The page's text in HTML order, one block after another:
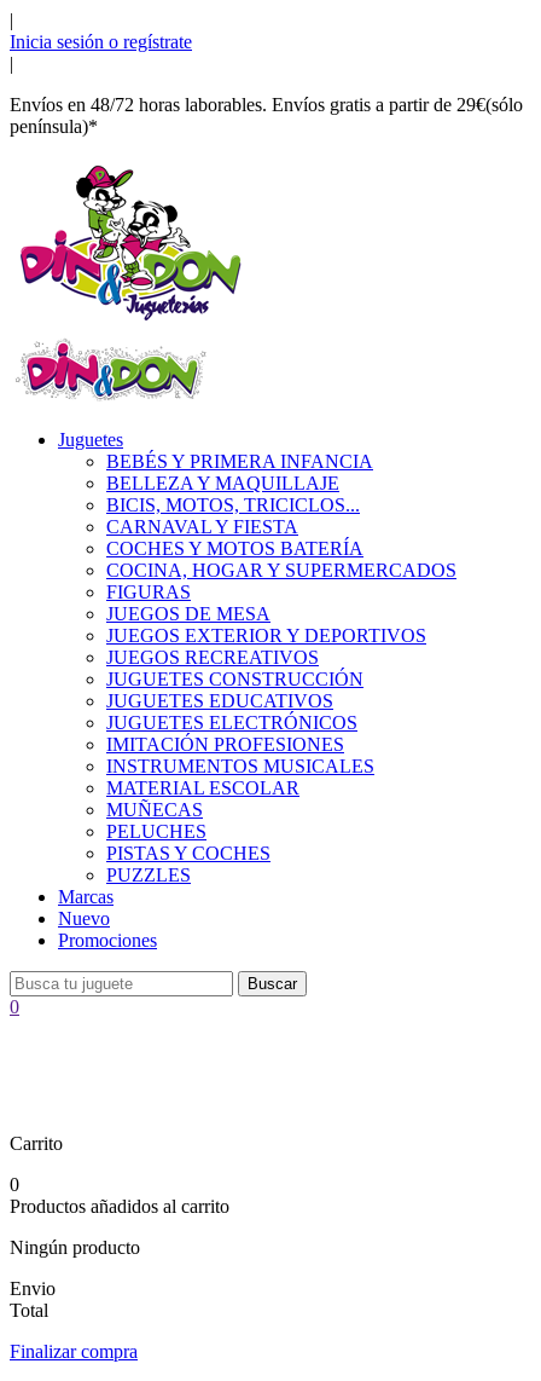
|
Inicia sesión o regístrate
|
Envíos en 48/72 horas laborables. Envíos gratis a partir de 29€(sólo
península)*
Juguetes
BEBÉS Y PRIMERA INFANCIA
BELLEZA Y MAQUILLAJE
BICIS, MOTOS, TRICICLOS...
CARNAVAL Y FIESTA
COCHES Y MOTOS BATERÍA
COCINA, HOGAR Y SUPERMERCADOS
FIGURAS
JUEGOS DE MESA
JUEGOS EXTERIOR Y DEPORTIVOS
JUEGOS RECREATIVOS
JUGUETES CONSTRUCCIÓN
JUGUETES EDUCATIVOS
JUGUETES ELECTRÓNICOS
IMITACIÓN PROFESIONES
INSTRUMENTOS MUSICALES
MATERIAL ESCOLAR
MUÑECAS
PELUCHES
PISTAS Y COCHES
PUZZLES
Marcas
Nuevo
Promociones
Buscar
0
Carrito
0
Productos añadidos al carrito
Ningún producto
Envio
Total
Finalizar compra